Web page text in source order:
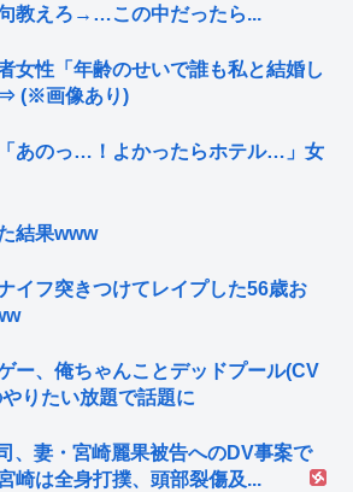
教えろ→…この中だったら...
女性「年齢のせいで誰も私と結婚し
(※画像あり)
「あのっ…！よかったらホテル…」女
結果www
イフ突きつけてレイプした56歳お
ー、俺ちゃんことデッドプール(CV
りたい放題で話題に
、妻・宮崎麗果被告へのDV事案で
は全身打撲、頭部裂傷及...